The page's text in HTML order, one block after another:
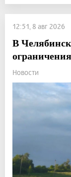
12:51, 8 авг 2026
В
Новости